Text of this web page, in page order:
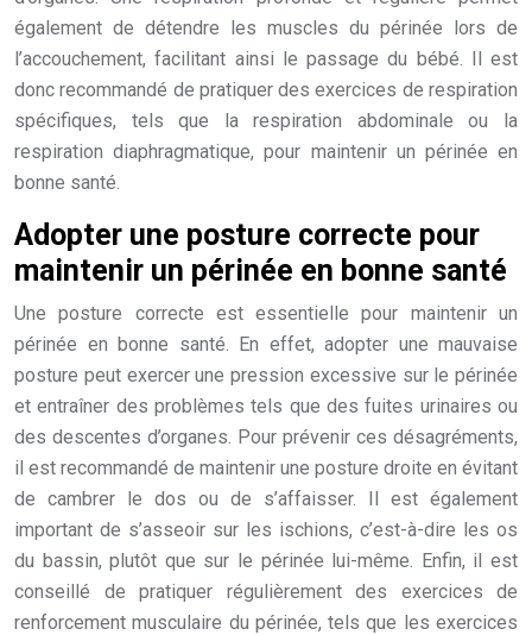
également de détendre les muscles du périnée lors de
l’accouchement, facilitant ainsi le passage du bébé. Il est
donc recommandé de pratiquer des exercices de respiration
spécifiques, tels que la respiration abdominale ou la
respiration diaphragmatique, pour maintenir un périnée en
bonne santé.
Adopter une posture correcte pour
maintenir un périnée en bonne santé
Une posture correcte est essentielle pour maintenir un
périnée en bonne santé. En effet, adopter une mauvaise
posture peut exercer une pression excessive sur le périnée
et entraîner des problèmes tels que des fuites urinaires ou
des descentes d’organes. Pour prévenir ces désagréments,
il est recommandé de maintenir une posture droite en évitant
de cambrer le dos ou de s’affaisser. Il est également
important de s’asseoir sur les ischions, c’est-à-dire les os
du bassin, plutôt que sur le périnée lui-même. Enfin, il est
conseillé de pratiquer régulièrement des exercices de
renforcement musculaire du périnée, tels que les exercices